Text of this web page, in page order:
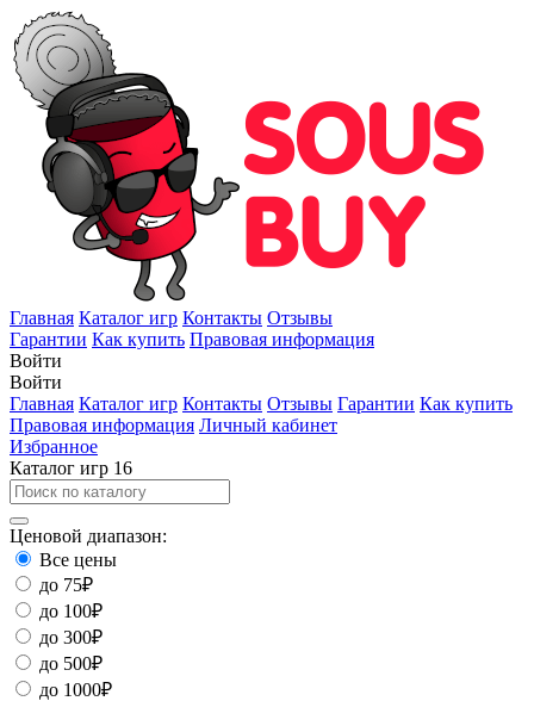
Главная Каталог игр Контакты Отзывы
Гарантии Как купить Правовая информация
Войти
Войти
Главная Каталог игр Контакты Отзывы Гарантии Как купить
Правовая информация Личный кабинет
Избранное
Каталог игр 16
Ценовой диапазон:
Все цены
до 75₽
до 100₽
до 300₽
до 500₽
до 1000₽